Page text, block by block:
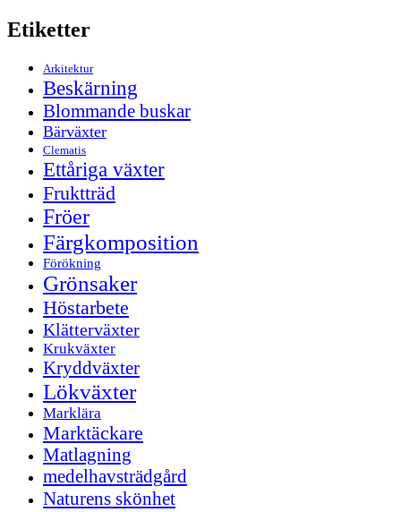
Etiketter
Arkitektur
Beskärning
Blommande buskar
Bärväxter
Clematis
Ettåriga växter
Fruktträd
Fröer
Färgkomposition
Förökning
Grönsaker
Höstarbete
Klätterväxter
Krukväxter
Kryddväxter
Lökväxter
Marklära
Marktäckare
Matlagning
medelhavsträdgård
Naturens skönhet